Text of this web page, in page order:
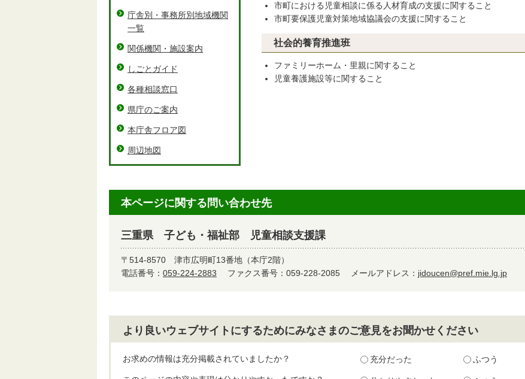
市町における児童相談に係る人材育成の支援に関すること
市町要保護児童対策地域協議会の支援に関すること
社会的養育推進班
ファミリーホーム・里親に関すること
児童養護施設等に関すること
庁舎別・事務所別地域機関
一覧
関係機関・施設案内
しごとガイド
各種相談窓口
県庁のご案内
本庁舎フロア図
周辺地図
本ページに関する問い合わせ先
三重県 子ども・福祉部 児童相談支援課
〒514-8570 津市広明町13番地（本庁2階）
電話番号： 059-224-2883 ファクス番号：059-228-2085 メールアドレス： jidoucen@pref.mie.lg.jp
より良いウェブサイトにするためにみなさまのご意見をお聞かせください
お求めの情報は充分掲載されていましたか？ 充分だった ふつう